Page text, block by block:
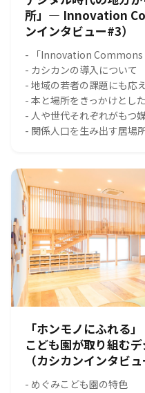
所」― Innovation
ンインタビュー#3）
- 「Innovation Commons
- カシカンの導入について
- 地域の若者の課題にも応
- 本と場所をきっかけとし
- 人や世代それぞれがもつ
- 関係人口を生み出す居場
「ホンモノにふれる
こども園が取り組む
（カシカンインタビュ
- めぐみこども園の特色